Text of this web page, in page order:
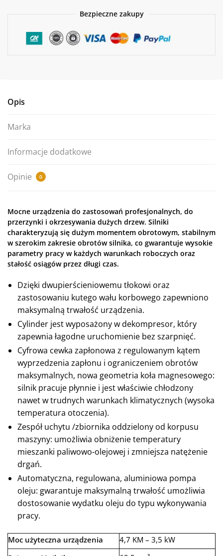
Bezpieczne zakupy
Opis
Marka
Informacje dodatkowe
Opinie 0
Mocne urządzenia do zastosowań profesjonalnych, do
przerzynki i okrzesywania dużych drzew. Silniki
charakteryzują się dużym momentem obrotowym, stabilnym
w szerokim zakresie obrotów silnika, co gwarantuje wysokie
parametry pracy w każdych warunkach roboczych oraz
stałość osiągów przez długi czas.
Dzięki dwupierścieniowemu tłokowi oraz
zastosowaniu kutego wału korbowego zapewniono
maksymalną trwałość urządzenia.
Cylinder jest wyposażony w dekompresor, który
zapewnia łagodne uruchomienie bez szarpnięć.
Cyfrowa cewka zapłonowa z regulowanym kątem
wyprzedzenia zapłonu i ograniczeniem obrotów
maksymalnych, nowa geometria koła magnesowego:
silnik pracuje płynnie i jest właściwie chłodzony
nawet w trudnych warunkach klimatycznych (wysoka
temperatura otoczenia).
Zespół uchytu /zbiornika oddzielony od korpusu
maszyny: umożliwia obniżenie temperatury
mieszanki paliwowo-olejowej i zmniejsza natężenie
drgań.
Automatyczna, regulowana, aluminiowa pompa
oleju: gwarantuje maksymalną trwałość umożliwia
dostosowanie wydatku oleju do typu wykonywania
pracy.
Moc użyteczna urządzenia
4,7 KM – 3,5 kW